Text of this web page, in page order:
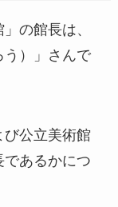
の館長は、
）」さんで
公立美術館
であるかにつ